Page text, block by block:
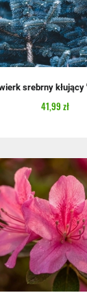
srebrny kłujący
41,99 zł